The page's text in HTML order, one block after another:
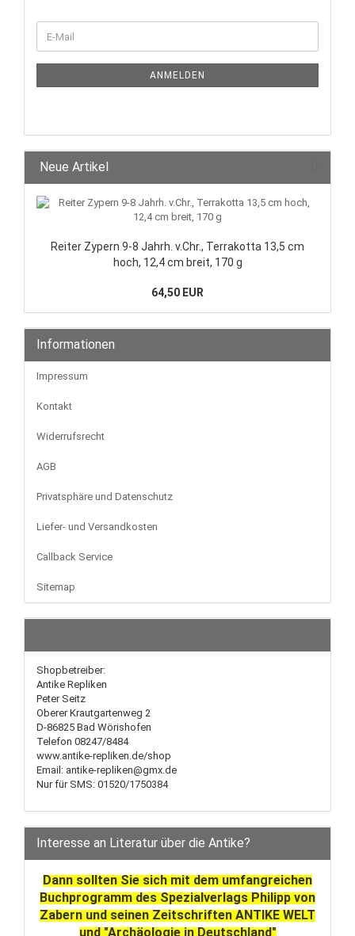
ANMELDEN
Neue Artikel
Reiter Zypern 9-8 Jahrh. v.Chr., Terrakotta 13,5 cm
hoch, 12,4 cm breit, 170 g
64,50 EUR
Informationen
Impressum
Kontakt
Widerrufsrecht
AGB
Privatsphäre und Datenschutz
Liefer- und Versandkosten
Callback Service
Sitemap
Shopbetreiber:
Antike Repliken
Peter Seitz
Oberer Krautgartenweg 2
D-86825 Bad Wörishofen
Telefon 08247/8484
www.antike-repliken.de/shop
Email: antike-repliken@gmx.de
Nur für SMS: 01520/1750384
Interesse an Literatur über die Antike?
Dann sollten Sie sich mit dem umfangreichen
Buchprogramm des Spezialverlags Philipp von
Zabern und seinen Zeitschriften ANTIKE WELT
und "Archäologie in Deutschland"